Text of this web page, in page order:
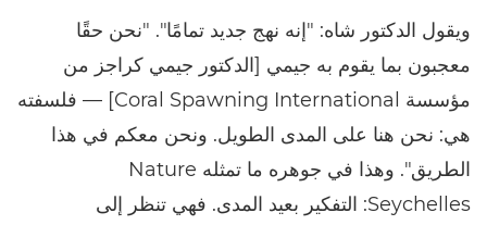
ويقول الدكتور شاه: "إنه نهج جديد تمامًا". "نحن حقًا
معجبون بما يقوم به جيمي [الدكتور جيمي كراجز من
مؤسسة Coral Spawning International] — فلسفته
هي: نحن هنا على المدى الطويل. ونحن معكم في هذا
الطريق". وهذا في جوهره ما تمثله Nature
Seychelles: التفكير بعيد المدى. فهي تنظر إلى